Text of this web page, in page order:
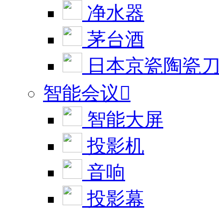
净水器
茅台酒
日本京瓷陶瓷
智能会议
智能大屏
投影机
音响
投影幕